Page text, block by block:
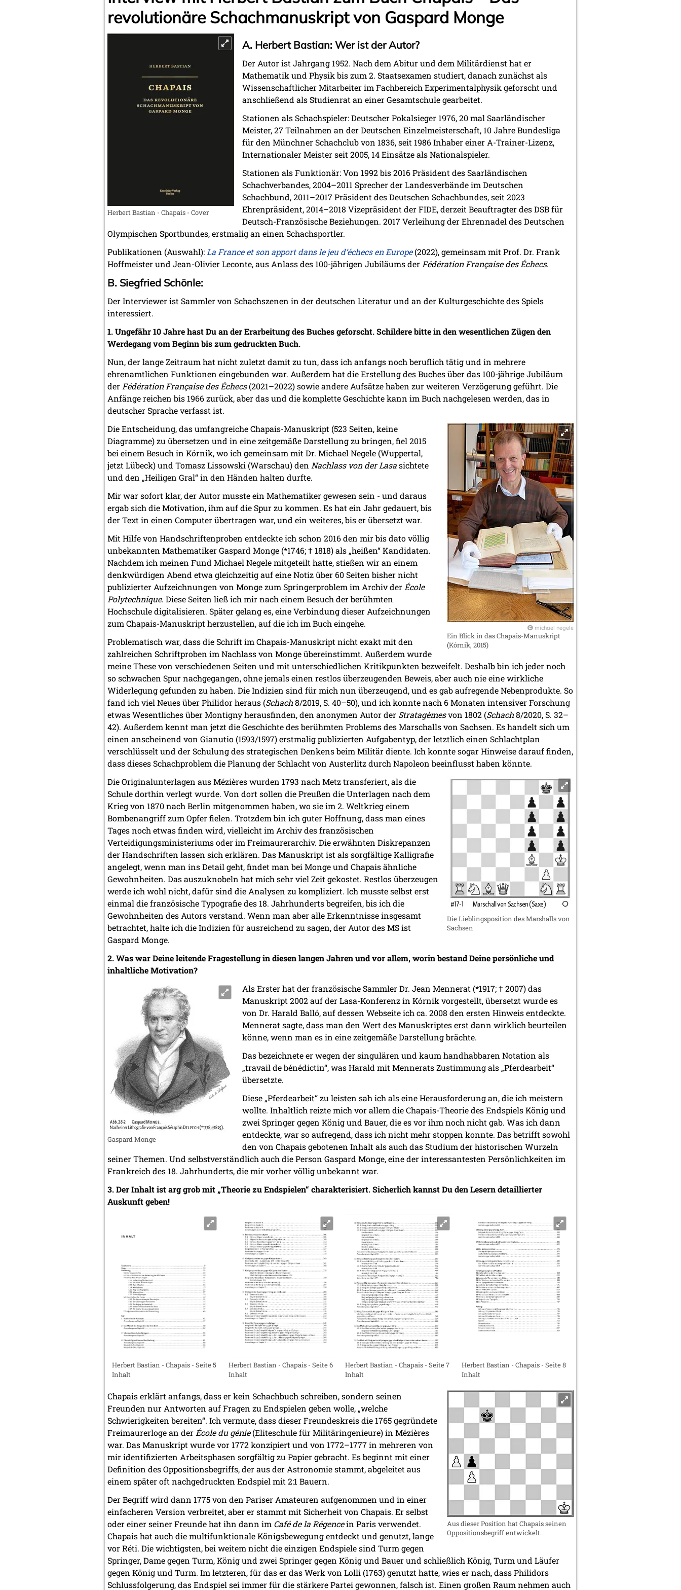
revolutionäre Schachmanuskript von Gaspard Monge
Herbert Bastian - Chapais - Cover
A. Herbert Bastian: Wer ist der Autor?
Der Autor ist Jahrgang 1952. Nach dem Abitur und dem Militärdienst hat er
Mathematik und Physik bis zum 2. Staatsexamen studiert, danach zunächst als
Wissenschaftlicher Mitarbeiter im Fachbereich Experimentalphysik geforscht und
anschließend als Studienrat an einer Gesamtschule gearbeitet.
Stationen als Schachspieler: Deutscher Pokalsieger 1976, 20 mal Saarländischer
Meister, 27 Teilnahmen an der Deutschen Einzelmeisterschaft, 10 Jahre Bundesliga
für den Münchner Schachclub von 1836, seit 1986 Inhaber einer A-Trainer-Lizenz,
Internationaler Meister seit 2005, 14 Einsätze als Nationalspieler.
Stationen als Funktionär: Von 1992 bis 2016 Präsident des Saarländischen
Schachverbandes, 2004–2011 Sprecher der Landesverbände im Deutschen
Schachbund, 2011–2017 Präsident des Deutschen Schachbundes, seit 2023
Ehrenpräsident, 2014–2018 Vizepräsident der FIDE, derzeit Beauftragter des DSB für
Deutsch-Französische Beziehungen. 2017 Verleihung der Ehrennadel des Deutschen
Olympischen Sportbundes, erstmalig an einen Schachsportler.
Publikationen (Auswahl):La France et son apport dans le jeu d’échecs en Europe(2022), gemeinsam mit Prof. Dr. Frank
Hoffmeister und Jean-Olivier Leconte, aus Anlass des 100-jährigen Jubiläums derFédération Française des Échecs.
B. Siegfried Schönle:
Der Interviewer ist Sammler von Schachszenen in der deutschen Literatur und an der Kulturgeschichte des Spiels
interessiert.
1. Ungefähr 10 Jahre hast Du an der Erarbeitung des Buches geforscht. Schildere bitte in den wesentlichen Zügen den
Werdegang vom Beginn bis zum gedruckten Buch.
Nun, der lange Zeitraum hat nicht zuletzt damit zu tun, dass ich anfangs noch beruflich tätig und in mehrere
ehrenamtlichen Funktionen eingebunden war. Außerdem hat die Erstellung des Buches über das 100-jährige Jubiläum
derFédération Française des Échecs(2021–2022) sowie andere Aufsätze haben zur weiteren Verzögerung geführt. Die
Anfänge reichen bis 1966 zurück, aber das und die komplette Geschichte kann im Buch nachgelesen werden, das in
deutscher Sprache verfasst ist.
michael negele
Ein Blick in das Chapais-Manuskript
(Kórnik, 2015)
Die Entscheidung, das umfangreiche Chapais-Manuskript (523 Seiten, keine
Diagramme) zu übersetzen und in eine zeitgemäße Darstellung zu bringen, fiel 2015
bei einem Besuch in Kórnik, wo ich gemeinsam mit Dr. Michael Negele (Wuppertal,
jetzt Lübeck) und Tomasz Lissowski (Warschau) den Nachlass von der Lasasichtete
und den „Heiligen Gral“ in den Händen halten durfte.
Mir war sofort klar, der Autor musste ein Mathematiker gewesen sein - und daraus
ergab sich die Motivation, ihm auf die Spur zu kommen. Es hat ein Jahr gedauert, bis
der Text in einen Computer übertragen war, und ein weiteres, bis er übersetzt war.
Mit Hilfe von Handschriftenproben entdeckte ich schon 2016 den mir bis dato völlig
unbekannten Mathematiker Gaspard Monge (*1746; † 1818) als „heißen“ Kandidaten.
Nachdem ich meinen Fund Michael Negele mitgeteilt hatte, stießen wir an einem
denkwürdigen Abend etwa gleichzeitig auf eine Notiz über 60 Seiten bisher nicht
publizierter Aufzeichnungen von Monge zum Springerproblem im Archiv derÉcole
Polytechnique. Diese Seiten ließ ich mir nach einem Besuch der berühmten
Hochschule digitalisieren. Später gelang es, eine Verbindung dieser Aufzeichnungen
zum Chapais-Manuskript herzustellen, auf die ich im Buch eingehe.
Problematisch war, dass die Schrift im Chapais-Manuskript nicht exakt mit den
zahlreichen Schriftproben im Nachlass von Monge übereinstimmt. Außerdem wurde
meine These von verschiedenen Seiten und mit unterschiedlichen Kritikpunkten bezweifelt. Deshalb bin ich jeder noch
so schwachen Spur nachgegangen, ohne jemals einen restlos überzeugenden Beweis, aber auch nie eine wirkliche
Widerlegung gefunden zu haben. Die Indizien sind für mich nun überzeugend, und es gab aufregende Nebenprodukte. So
fand ich viel Neues über Philidor heraus (Schach8/2019, S. 40–50), und ich konnte nach 6 Monaten intensiver Forschung
etwas Wesentliches über Montigny herausfinden, den anonymen Autor der Stratagèmesvon 1802 (Schach8/2020, S. 32–
42). Außerdem kennt man jetzt die Geschichte des berühmten Problems des Marschalls von Sachsen. Es handelt sich um
einen anscheinend von Gianutio (1593/1597) erstmalig publizierten Aufgabentyp, der letztlich einen Schlachtplan
verschlüsselt und der Schulung des strategischen Denkens beim Militär diente. Ich konnte sogar Hinweise darauf finden,
dass dieses Schachproblem die Planung der Schlacht von Austerlitz durch Napoleon beeinflusst haben könnte.
Die Lieblingsposition des Marshalls von
Sachsen
Die Originalunterlagen aus Mézières wurden 1793 nach Metz transferiert, als die
Schule dorthin verlegt wurde. Von dort sollen die Preußen die Unterlagen nach dem
Krieg von 1870 nach Berlin mitgenommen haben, wo sie im 2. Weltkrieg einem
Bombenangriff zum Opfer fielen. Trotzdem bin ich guter Hoffnung, dass man eines
Tages noch etwas finden wird, vielleicht im Archiv des französischen
Verteidigungsministeriums oder im Freimaurerarchiv. Die erwähnten Diskrepanzen
der Handschriften lassen sich erklären. Das Manuskript ist als sorgfältige Kalligrafie
angelegt, wenn man ins Detail geht, findet man bei Monge und Chapais ähnliche
Gewohnheiten. Das auszuknobeln hat mich sehr viel Zeit gekostet. Restlos überzeugen
werde ich wohl nicht, dafür sind die Analysen zu kompliziert. Ich musste selbst erst
einmal die französische Typografie des 18. Jahrhunderts begreifen, bis ich die
Gewohnheiten des Autors verstand. Wenn man aber alle Erkenntnisse insgesamt
betrachtet, halte ich die Indizien für ausreichend zu sagen, der Autor des MS ist
Gaspard Monge.
2. Was war Deine leitende Fragestellung in diesen langen Jahren und vor allem, worin bestand Deine persönliche und
inhaltliche Motivation?
Gaspard Monge
Als Erster hat der französische Sammler Dr. Jean Mennerat (*1917; † 2007) das
Manuskript 2002 auf der Lasa-Konferenz in Kórnik vorgestellt, übersetzt wurde es
von Dr. Harald Balló, auf dessen Webseite ich ca. 2008 den ersten Hinweis entdeckte.
Mennerat sagte, dass man den Wert des Manuskriptes erst dann wirklich beurteilen
könne, wenn man es in eine zeitgemäße Darstellung brächte.
Das bezeichnete er wegen der singulären und kaum handhabbaren Notation als
„travail de bénédictin“, was Harald mit Mennerats Zustimmung als „Pferdearbeit“
übersetzte.
Diese „Pferdearbeit“ zu leisten sah ich als eine Herausforderung an, die ich meistern
wollte. Inhaltlich reizte mich vor allem die Chapais-Theorie des Endspiels König und
zwei Springer gegen König und Bauer, die es vor ihm noch nicht gab. Was ich dann
entdeckte, war so aufregend, dass ich nicht mehr stoppen konnte. Das betrifft sowohl
den von Chapais gebotenen Inhalt als auch das Studium der historischen Wurzeln
seiner Themen. Und selbstverständlich auch die Person Gaspard Monge, eine der interessantesten Persönlichkeiten im
Frankreich des 18. Jahrhunderts, die mir vorher völlig unbekannt war.
3. Der Inhalt ist arg grob mit „Theorie zu Endspielen“ charakterisiert. Sicherlich kannst Du den Lesern detaillierter
Auskunft geben!
Herbert Bastian - Chapais - Seite 5
Inhalt
Herbert Bastian - Chapais - Seite 6
Inhalt
Herbert Bastian - Chapais - Seite 7
Inhalt
Herbert Bastian - Chapais - Seite 8
Inhalt
Aus dieser Position hat Chapais seinen
Oppositionsbegriff entwickelt.
Chapais erklärt anfangs, dass er kein Schachbuch schreiben, sondern seinen
Freunden nur Antworten auf Fragen zu Endspielen geben wolle, „welche
Schwierigkeiten bereiten“. Ich vermute, dass dieser Freundeskreis die 1765 gegründete
Freimaurerloge an derÉcole du génie(Eliteschule für Militäringenieure) in Mézières
war. Das Manuskript wurde vor 1772 konzipiert und von 1772–1777 in mehreren von
mir identifizierten Arbeitsphasen sorgfältig zu Papier gebracht. Es beginnt mit einer
Definition des Oppositionsbegriffs, der aus der Astronomie stammt, abgeleitet aus
einem später oft nachgedruckten Endspiel mit 2:1 Bauern.
Der Begriff wird dann 1775 von den Pariser Amateuren aufgenommen und in einer
einfacheren Version verbreitet, aber er stammt mit Sicherheit von Chapais. Er selbst
oder einer seiner Freunde hat ihn dann im Café de la Régencein Paris verwendet.
Chapais hat auch die multifunktionale Königsbewegung entdeckt und genutzt, lange
vor Réti. Die wichtigsten, bei weitem nicht die einzigen Endspiele sind Turm gegen
Springer, Dame gegen Turm, König und zwei Springer gegen König und Bauer und schließlich König, Turm und Läufer
gegen König und Turm. Im letzteren, für das er das Werk von Lolli (1763) genutzt hatte, wies er nach, dass Philidors
Schlussfolgerung, das Endspiel sei immer für die stärkere Partei gewonnen, falsch ist. Einen großen Raum nehmen auch